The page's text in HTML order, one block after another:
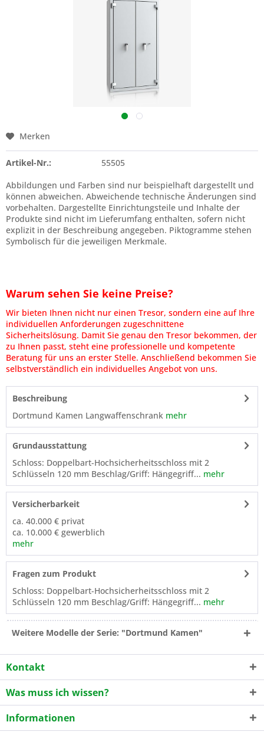
Merken
Artikel-Nr.:
55505
Abbildungen und Farben sind nur beispielhaft dargestellt und
können abweichen. Abweichende technische Änderungen sind
vorbehalten. Dargestellte Einrichtungsteile und Inhalte der
Produkte sind nicht im Lieferumfang enthalten, sofern nicht
explizit in der Beschreibung angegeben. Piktogramme stehen
Symbolisch für die jeweiligen Merkmale.
Warum sehen Sie keine Preise?
Wir bieten Ihnen nicht nur einen Tresor, sondern eine auf Ihre
individuellen Anforderungen zugeschnittene
Sicherheitslösung. Damit Sie genau den Tresor bekommen, der
zu Ihnen passt, steht eine professionelle und kompetente
Beratung für uns an erster Stelle. Anschließend bekommen Sie
selbstverständlich ein individuelles Angebot von uns.
Beschreibung
Dortmund Kamen Langwaffenschrank mehr
Grundausstattung
Schloss: Doppelbart-Hochsicherheitsschloss mit 2
Schlüsseln 120 mm Beschlag/Griff: Hängegriff... mehr
Versicherbarkeit
ca. 40.000 € privat
ca. 10.000 € gewerblich
mehr
Fragen zum Produkt
Schloss: Doppelbart-Hochsicherheitsschloss mit 2
Schlüsseln 120 mm Beschlag/Griff: Hängegriff... mehr
Weitere Modelle der Serie: "Dortmund Kamen"
Kontakt
Was muss ich wissen?
Informationen